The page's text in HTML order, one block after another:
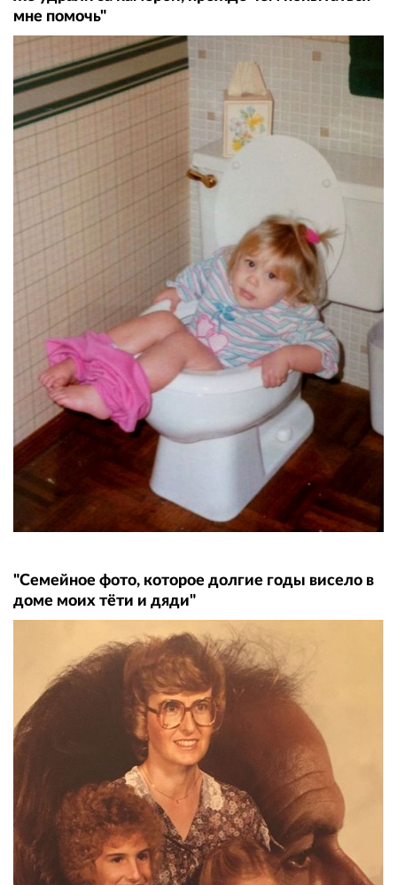
мне помочь"
"Семейное фото, которое долгие годы висело в
доме моих тёти и дяди"